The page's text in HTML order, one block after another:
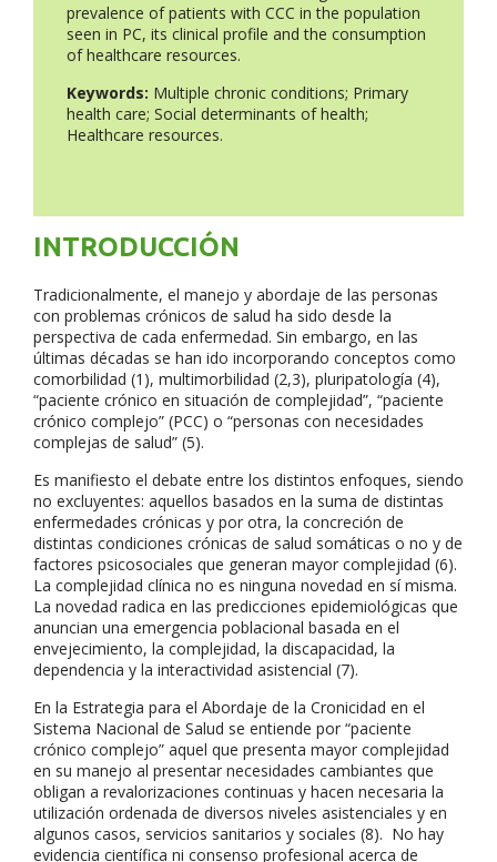
prevalence of patients with CCC in the population
seen in PC, its clinical profile and the consumption
of healthcare resources.
Keywords: Multiple chronic conditions; Primary
health care; Social determinants of health;
Healthcare resources.
INTRODUCCIÓN
Tradicionalmente, el manejo y abordaje de las personas
con problemas crónicos de salud ha sido desde la
perspectiva de cada enfermedad. Sin embargo, en las
últimas décadas se han ido incorporando conceptos como
comorbilidad (1), multimorbilidad (2,3), pluripatología (4),
“paciente crónico en situación de complejidad”, “paciente
crónico com­plejo” (PCC) o “personas con necesidades
complejas de salud” (5).
Es manifiesto el debate entre los distintos enfoques, siendo
no excluyentes: aquellos basados en la suma de distintas
enfermedades crónicas y por otra, la concreción de
distintas condiciones crónicas de salud somáticas o no y de
factores psicosociales que generan mayor complejidad (6).
La complejidad clínica no es ninguna novedad en sí misma.
La novedad radica en las predicciones epidemiológicas que
anuncian una emergencia poblacional basada en el
envejecimiento, la complejidad, la discapacidad, la
dependencia y la interactividad asistencial (7).
En la Estrategia para el Abordaje de la Cronicidad en el
Sistema Nacional de Salud se entiende por “paciente
crónico complejo” aquel que presenta mayor complejidad
en su manejo al presentar necesidades cambiantes que
obligan a revalorizaciones continuas y hacen necesaria la
utilización ordenada de diversos niveles asistenciales y en
algunos casos, servicios sanitarios y sociales (8). No hay
evidencia científica ni consenso profesional acerca de